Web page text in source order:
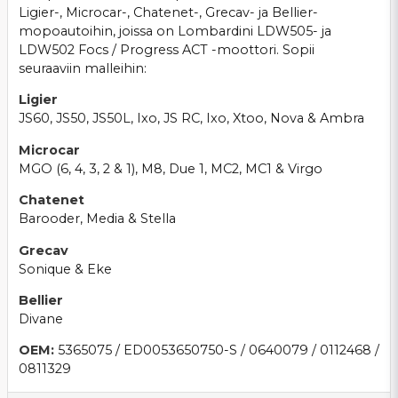
Ligier-, Microcar-, Chatenet-, Grecav- ja Bellier-
mopoautoihin, joissa on Lombardini LDW505- ja
LDW502 Focs / Progress ACT -moottori. Sopii
seuraaviin malleihin:
Ligier
JS60, JS50, JS50L, Ixo, JS RC, Ixo, Xtoo, Nova & Ambra
Microcar
MGO (6, 4, 3, 2 & 1), M8, Due 1, MC2, MC1 & Virgo
Chatenet
Barooder, Media & Stella
Grecav
Sonique & Eke
Bellier
Divane
OEM: 5365075 / ED0053650750-S / 0640079 / 0112468 /
0811329